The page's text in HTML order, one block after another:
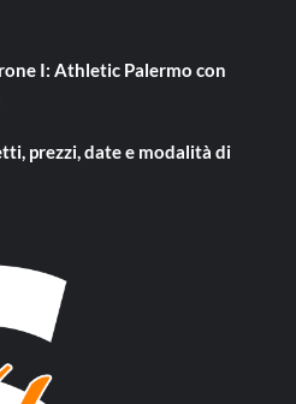
I: Athletic Palermo con
prezzi, date e modalità di